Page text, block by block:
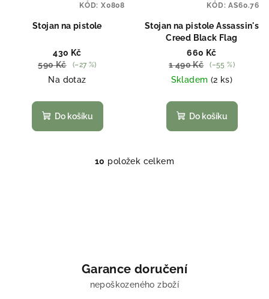
Stojan na pistole
430 Kč
590 Kč
(–27 %)
Na dotaz
Do košíku
KÓD: X0808
Stojan na pistole Assassin's
Creed Black Flag
660 Kč
1 490 Kč
(–55 %)
Skladem (2 ks)
Do košíku
KÓD:AS60.76
O
í
p
r
10 položek celkem
Garance doručení
nepoškozeného zboží